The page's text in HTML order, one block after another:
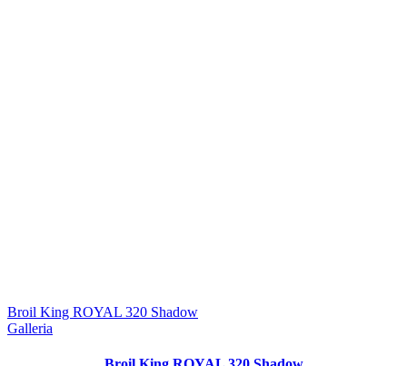
Broil King ROYAL 320 Shadow
Galleria